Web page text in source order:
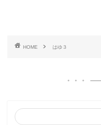
HOME はゆ３